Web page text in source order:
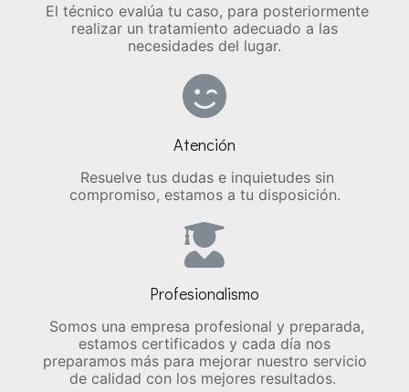
El técnico evalúa tu caso, para posteriormente
realizar un tratamiento adecuado a las
necesidades del lugar.
Atención
Resuelve tus dudas e inquietudes sin
compromiso, estamos a tu disposición.
Profesionalismo
Somos una empresa profesional y preparada,
estamos certificados y cada día nos
preparamos más para mejorar nuestro servicio
de calidad con los mejores resultados.